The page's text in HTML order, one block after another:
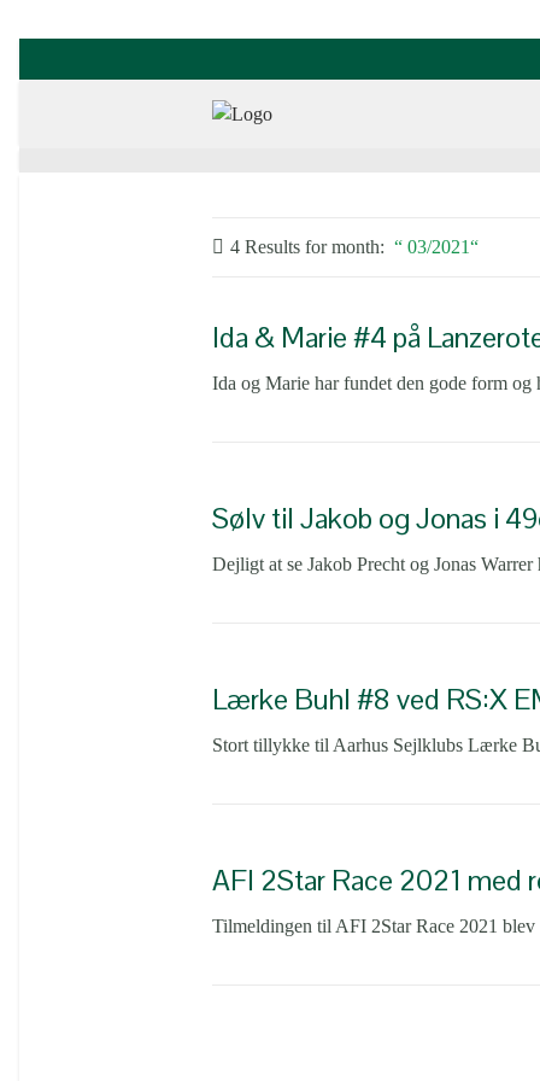
4 Results formonth: 03/2021
Ida & Marie #4 på
Ida og Marie har fundet den gode form
Sølv til Jakob og Jonas i
Dejligt at se Jakob Precht og Jonas
Lærke Buhl #8 ved RS:X
Stort tillykke til Aarhus Sejlklubs Lærke
AFI 2Star Race 2021 med
Tilmeldingen til AFI 2Star Race 2021